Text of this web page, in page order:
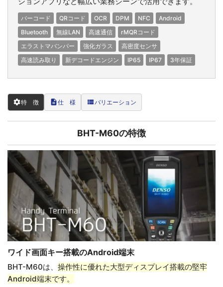
バーコード QRコード OCR DPM NFC
Android
Bluetooth
無線LAN 高速通信
rMQRコード
エラストマバンパー
強化ガラス
高密度センサ
高速読み取り
新デコードエンジン IP65 IP67 3年保証
settings特 徴 description仕 様 view_listバリエーション
BHT-M60の特徴
ワイド画面キー搭載のAndroid端末
BHT-M60は、 操作性に優れた大型ディスプレイ搭載の堅牢
Android端末です。